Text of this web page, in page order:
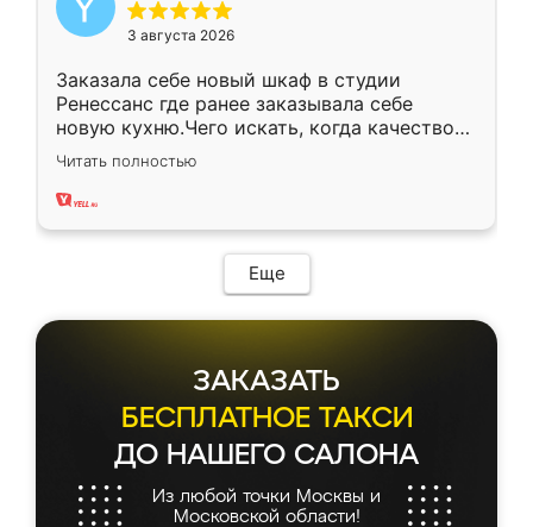
3 августа 2026
Заказала себе новый шкаф в студии
Ренессанс где ранее заказывала себе
новую кухню.Чего искать, когда качеством
вполне довольна. Служит кухня уже почти
два года, нареканий нет.
Читать полностью
Еще
ЗАКАЗАТЬ
БЕСПЛАТНОЕ ТАКСИ
ДО НАШЕГО САЛОНА
Из любой точки Москвы и
Московской области!